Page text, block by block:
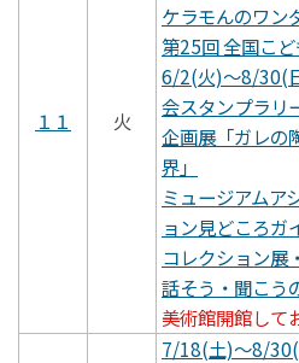
１１ 火
ケラモんのワン
第25回 全国こ
6/2(火)～8/30(
会スタンプラリ
企画展「ガレの
界」
ミュージアムア
ョン見どころガ
コレクション展
話そう・聞こう
美術館開館して
7/18(土)～8/